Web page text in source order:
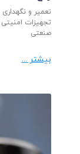
تعمیر و
تجهیزات
صنعتی
بیشتر ...